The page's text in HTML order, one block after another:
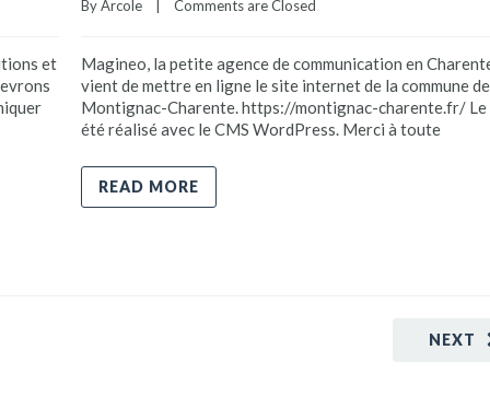
et
By Arcole Comments are Closed
Magineo, la petite agence de communication en
vient de mettre en ligne le site internet de la commune de
Montignac-Charente. https://montignac-charente.fr/ Le
été réalisé avec le CMS WordPress. Merci à toute
READ MORE
NEXT